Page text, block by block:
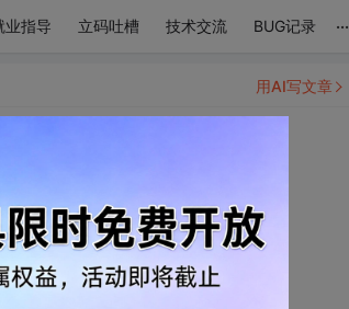
业指导 立码吐槽 技术交流 BUG记录 ...
见钟情还给你。
用AI写文章